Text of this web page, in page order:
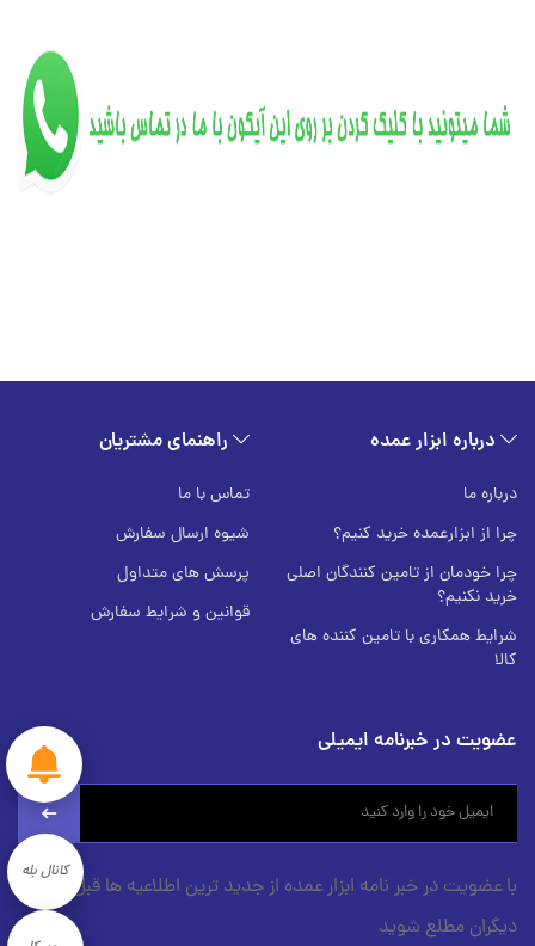
درباره ابزار عمده
درباره ما
چرا از ابزارعمده خرید کنیم؟
چرا خودمان از تامین کنندگان اصلی
خرید نکنیم؟
شرایط همکاری با تامین کننده های
کالا
راهنمای مشتریان
تماس با ما
شیوه ارسال سفارش
پرسش های متداول
قوانین و شرایط سفارش
عضویت در خبرنامه ایمیلی
با عضویت در خبر نامه ابزار عمده از جدید ترین اطلاعیه ها قبل از
دیگران مطلع شوید
کانال بله